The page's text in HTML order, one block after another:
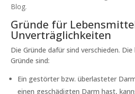
Blog.
Gründe für
Unverträglichkeiten
Die Gründe dafür sind verschieden.
Gründe sind:
Ein gestörter bzw. überlasteter
einen geschädigten Darm hast,